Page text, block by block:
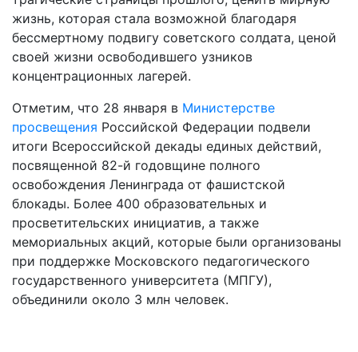
жизнь, которая стала возможной благодаря
бессмертному подвигу советского солдата, ценой
своей жизни освободившего узников
концентрационных лагерей.
Отметим, что 28 января в Министерстве
просвещения Российской Федерации подвели
итоги Всероссийской декады единых действий,
посвященной 82-й годовщине полного
освобождения Ленинграда от фашистской
блокады. Более 400 образовательных и
просветительских инициатив, а также
мемориальных акций, которые были организованы
при поддержке Московского педагогического
государственного университета (МПГУ),
объединили около 3 млн человек.